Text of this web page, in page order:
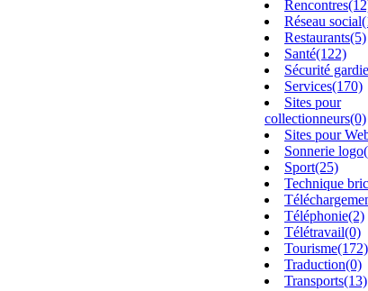
Réseau
Restaurants(5)
Santé(122)
Sécurité
Services(170)
Sites pour
collectionneurs(0)
Sites pour
Sonnerie
Sport(25)
Technique
Téléphonie(2)
Télétravail(0)
Tourisme(172)
Traduction(0)
Transports(13)